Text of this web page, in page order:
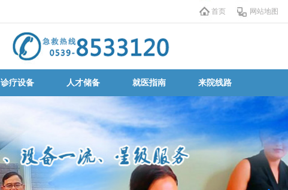
首页 网站地图
诊疗设备 人才储备 就医指南 来院线路